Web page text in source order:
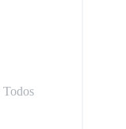
Todos